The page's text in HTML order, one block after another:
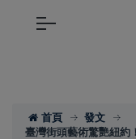
首頁
發文
臺灣街頭藝術驚艷紐